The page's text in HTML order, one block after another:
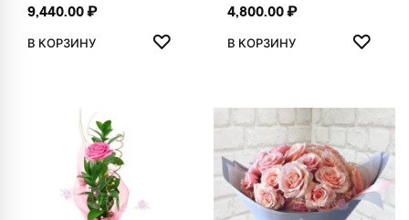
9,440.00₽
В КОРЗИНУ ♡
ДОБАВИТЬ В ИЗБРАННОЕ
4,800.00₽
В КОРЗИНУ ♡